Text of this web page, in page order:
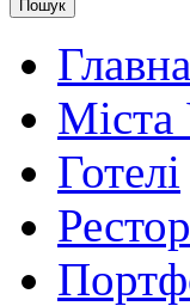
Міста
Готелі